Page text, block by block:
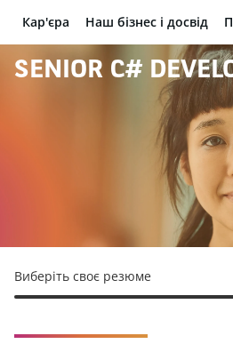
BNP Paribas
Кар'єра Наш бізнес і досвід
SENIOR C#
Виберіть своє резюме